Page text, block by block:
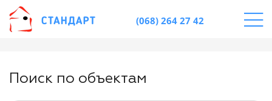
(068) 264 27 42
Поиск по объектам